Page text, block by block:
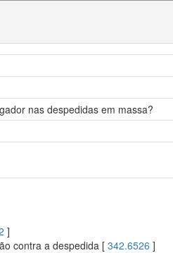
nas despedidas em massa?
]
contra a despedida [ 342.6526 ]